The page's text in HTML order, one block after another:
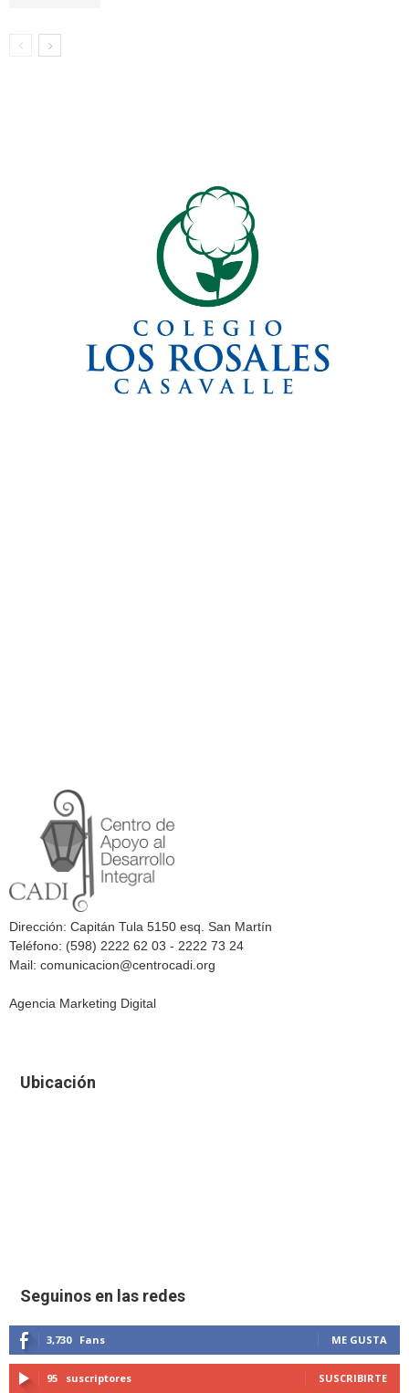
Dirección: Capitán Tula 5150 esq. San Martín
Teléfono: (598) 2222 62 03 - 2222 73 24
Mail: comunicacion@centrocadi.org
Agencia Marketing Digital
Ubicación
Seguinos en las redes
3,730 Fans ME GUSTA
95 suscriptores SUSCRIBIRTE